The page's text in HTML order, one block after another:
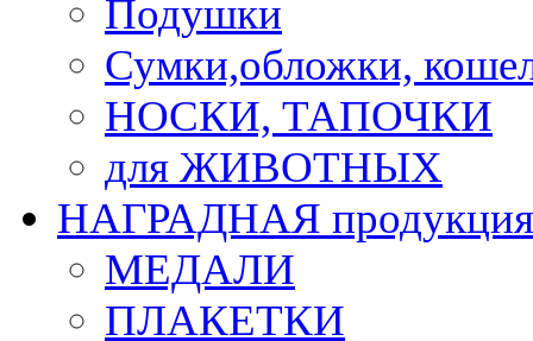
Подушки
Сумки,обложки,
НОСКИ, ТАПОЧКИ
для ЖИВОТНЫХ
НАГРАДНАЯ продукция
МЕДАЛИ
ПЛАКЕТКИ